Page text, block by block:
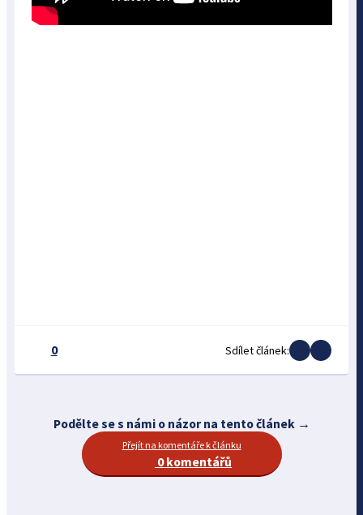
0 Sdílet článek:
Podělte se s námi o názor na tento článek →
Přejít na komentáře k článku
0 komentářů